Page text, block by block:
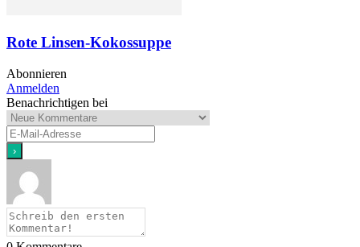
Rote Linsen-Kokossuppe
Abonnieren
Anmelden
Benachrichtigen bei